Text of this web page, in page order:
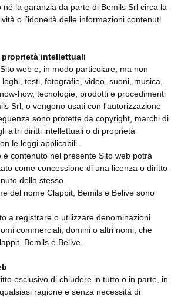
né la garanzia da parte di Bemils Srl circa la
o l’idoneità delle informazioni contenuti
intellettuali
web e, in modo particolare, ma non
testi, fotografie, video, suoni, musica,
how, tecnologie, prodotti e procedimenti
Srl, o vengono usati con l'autorizzazione
sono protette da copyright, marchi di
altri diritti intellettuali o di proprietà
le leggi applicabili.
è contenuto nel presente Sito web potrà
come concessione di una licenza o diritto
dello stesso.
del nome Clappit, Bemils e Belive sono
a registrare o utilizzare denominazioni
commerciali, domini o altri nomi, che
Bemils e Belive.
esclusivo di chiudere in tutto o in parte, in
ragione e senza necessità di